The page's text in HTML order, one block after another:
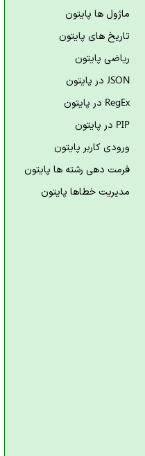
ماژول ها پایتون
تاریخ های پایتون
ریاضی پایتون
JSON در پایتون
RegEx در پایتون
PIP در پایتون
ورودی کاربر پایتون
فرمت دهی رشته ها پایتون
مدیریت خطاها پایتون